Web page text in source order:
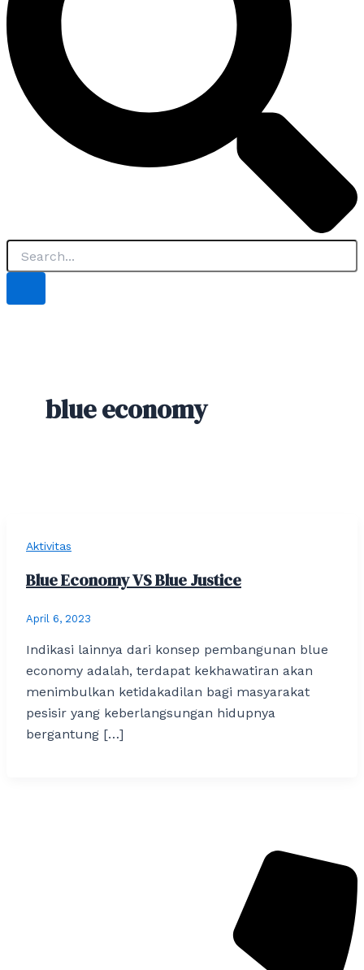
blue economy
Aktivitas
Blue Economy VS Blue Justice
April 6, 2023
Indikasi lainnya dari konsep pembangunan blue
economy adalah, terdapat kekhawatiran akan
menimbulkan ketidakadilan bagi masyarakat
pesisir yang keberlangsungan hidupnya
bergantung […]